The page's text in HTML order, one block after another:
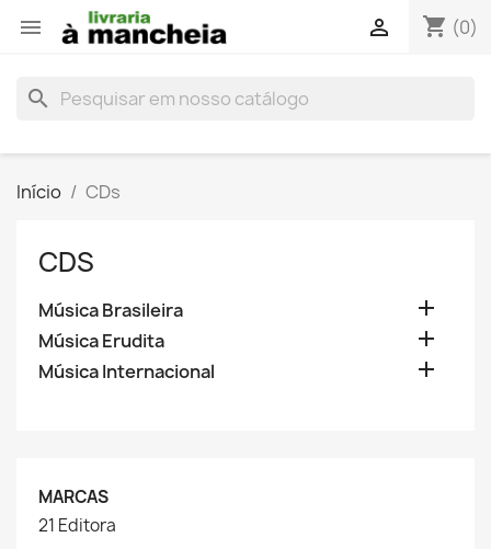
 shopping_cart (0)

search
Início CDs
CDS
Música Brasileira 
Música Erudita 
Música Internacional 
MARCAS
21 Editora